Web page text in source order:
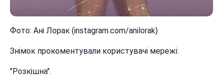
Фото: Ані Лорак (instagram.com/anilorak)
Знімок прокоментували користувачі мережі:
"Розкішна".